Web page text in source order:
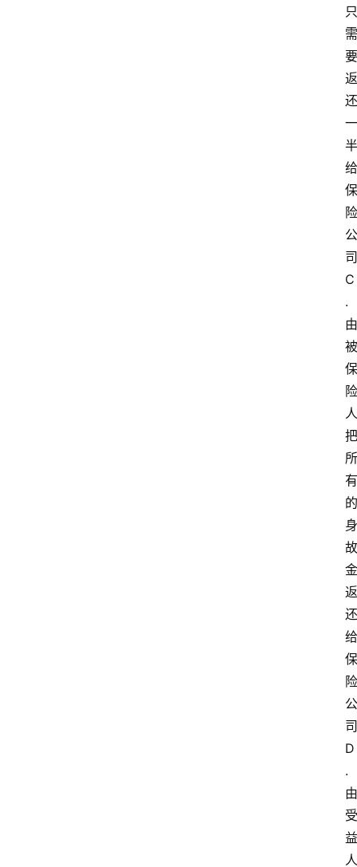
只
需
要
返
还
一
半
给
保
险
公
司
C
.
由
被
保
险
人
把
所
有
的
身
故
金
返
还
给
保
险
公
司
D
.
由
受
益
人